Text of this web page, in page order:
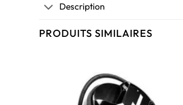
Description
PRODUITS SIMILAIRES